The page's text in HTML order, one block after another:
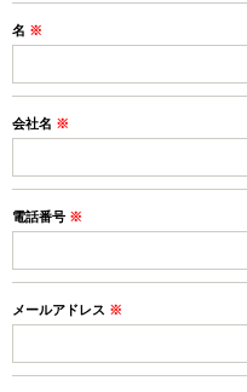
名 ※
会社名 ※
電話番号 ※
メールアドレス ※